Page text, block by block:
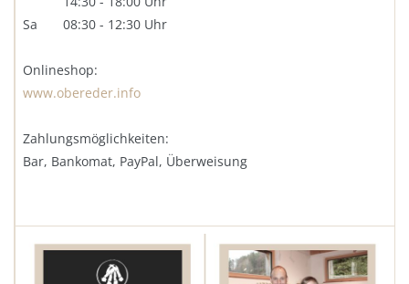
Sa 08:30 - 12:30 Uhr
Onlineshop:
www.obereder.info
Zahlungsmöglichkeiten:
Bar, Bankomat, PayPal, Überweisung